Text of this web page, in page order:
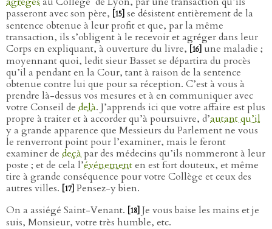
passeront avec son père,
[15] se désistent entièrement de la
sentence obtenue à leur profit et que, par la même
transaction, ils s’obligent à le recevoir et agréger dans leur
Corps en expliquant, à ouverture du livre,
[16] une maladie ;
moyennant quoi, ledit sieur Basset se départira du procès
qu’il a pendant en la Cour, tant à raison de la sentence
obtenue contre lui que pour sa réception. C’est à vous à
prendre là-dessus vos mesures et à en communiquer avec
votre Conseil de delà. J’apprends ici que votre affaire est plus
propre à traiter et à accorder qu’à poursuivre, d’autant qu’il
y a grande apparence que Messieurs du Parlement ne vous
le renverront point pour l’examiner, mais le feront
examiner de deçàpar des médecins qu’ils nommeront à leur
poste ; et de cela l’événementen est fort douteux, et même
tire à grande conséquence pour votre Collège et ceux des
autres villes.
[17] Pensez-y bien.
On a assiégé Saint-Venant.
[18] Je vous baise les mains et je
suis, Monsieur, votre très humble, etc.